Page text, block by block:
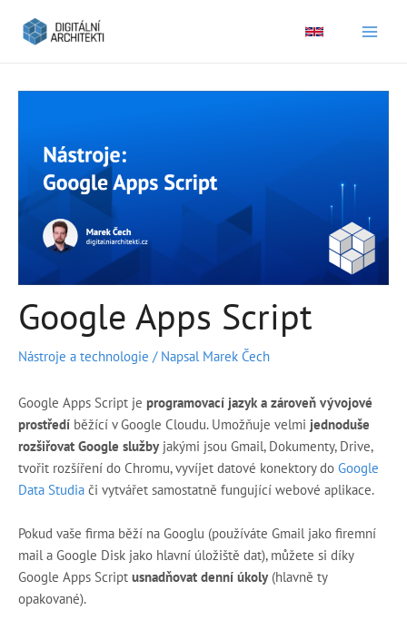
Menu
Google Apps Script
Nástroje a technologie / Napsal Marek Čech
Google Apps Script je programovací jazyk a zároveň vývojové
prostředí běžící v Google Cloudu. Umožňuje velmi jednoduše
rozšiřovat Google služby jakými jsou Gmail, Dokumenty, Drive,
tvořit rozšíření do Chromu, vyvíjet datové konektory do Google
Data Studia či vytvářet samostatně fungující webové aplikace.
Pokud vaše firma běží na Googlu (používáte Gmail jako firemní
mail a Google Disk jako hlavní úložiště dat), můžete si díky
Google Apps Script usnadňovat denní úkoly (hlavně ty
opakované).